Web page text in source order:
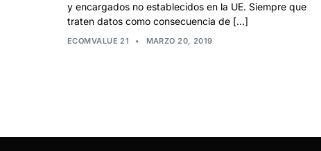
y encargados no establecidos en la UE. Siempre que
traten datos como consecuencia de […]
ECOMVALUE 21 • MARZO 20, 2019